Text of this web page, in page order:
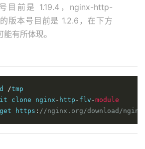
目前是 1.19.4，nginx-http-
版本号目前是 1.2.6，在下方
有所体现。
/tmp
clone nginx - http - flv -module
https : //nginx.org/download/